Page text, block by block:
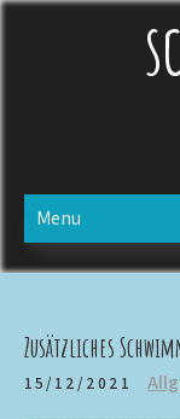
Skip
Menu
Zusätzliches
15/12/2021